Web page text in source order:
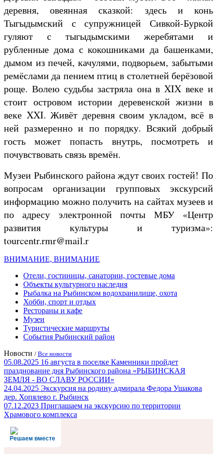
деревня, овеянная сказкой: здесь и конь
Тыгыдымский с супружницей Сивкой-Буркой
гуляют с тыгыдымскими жеребятами и
рубленные дома с кокошниками да башенками,
дымом из печей, качулями, подворьем, забытыми
ремёслами да пением птиц в столетней берёзовой
роще. Волею судьбы застряла она в XIX веке и
стоит островом истории деревенской жизни в
веке XXI. Живёт деревня своим укладом, всё в
ней размеренно и по порядку. Всякий добрый
гость может попасть внутрь, посмотреть и
почувствовать связь времён.
Музеи Рыбинского района ждут своих гостей! По
вопросам организации групповых экскурсий
информацию можно получить на сайтах музеев и
по адресу электронной почты МБУ «Центр
развития культуры и туризма»:
tourcentr.rmr@mail.r
ВНИМАНИЕ, ВНИМАНИЕ
Отели, гостиницы, санатории, гостевые дома
Объекты культурного наследия
Рыбалка на Рыбинском водохранилище, охота
Хобби, спорт и отдых
Рестораны и кафе
Музеи
Туристические маршруты
События Рыбинский район
Новости / Все новости
05.08.2025 16 августа в поселке Каменники пройдет
празднование дня Рыбинского района «РЫБИНСКАЯ
ЗЕМЛЯ - ВО СЛАВУ РОССИИ»
24.04.2025 Экскурсия на родину адмирала Федора Ушакова
дер. Хопялево г. Рыбинск
07.12.2023 Приглашаем на экскурсию по территории
Храмового комплекса
Решаем вместе